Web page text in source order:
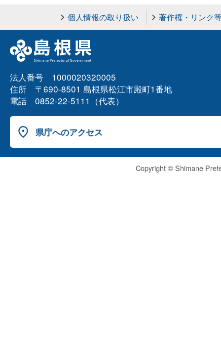
個人情報の取り扱い 著作権・リンク
法人番号 1000020320005
住所 〒690-8501 島根県松江市殿町1番地
電話 0852-22-5111（代表）
県庁へのアクセス
Copyright © Shimane